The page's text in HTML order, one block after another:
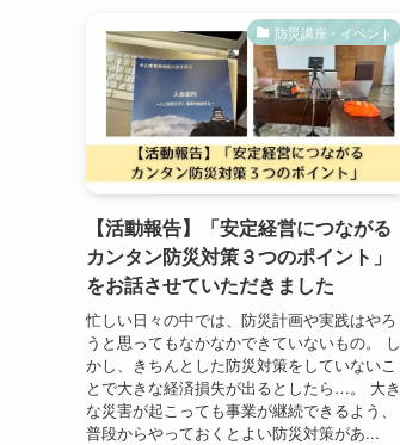
防災講座・イベント
【活動報告】「安定経営につながる
カンタン防災対策３つのポイント」
をお話させていただきました
忙しい日々の中では、防災計画や実践はやろ
うと思ってもなかなかできていないもの。 し
かし、きちんとした防災対策をしていないこ
とで大きな経済損失が出るとしたら…。 大き
な災害が起こっても事業が継続できるよう、
普段からやっておくとよい防災対策があ...